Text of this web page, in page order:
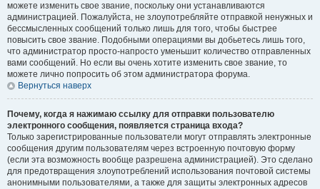
можете изменить свое звание, поскольку они устанавливаются
администрацией. Пожалуйста, не злоупотребляйте отправкой ненужных и
бессмысленных сообщений только лишь для того, чтобы быстрее
повысить свое звание. Подобными операциями вы добьетесь лишь того,
что администратор просто-напросто уменьшит количество отправленных
вами сообщений. Но если вы очень хотите изменить свое звание, то
можете лично попросить об этом администратора форума.
Вернуться наверх
Почему, когда я нажимаю ссылку для отправки пользователю
электронного сообщения, появляется страница входа?
Только зарегистрированные пользователи могут отправлять электронные
сообщения другим пользователям через встроенную почтовую форму
(если эта возможность вообще разрешена администрацией). Это сделано
для предотвращения злоупотреблений использования почтовой системы
анонимными пользователями, а также для защиты электронных адресов